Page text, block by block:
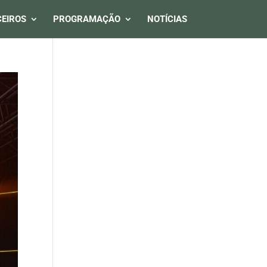
PROGRAMAÇÃO NOTÍCIAS